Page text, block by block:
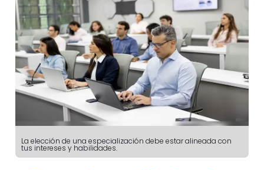
La elección de una especialización debe estar alineada con
tus intereses y habilidades.